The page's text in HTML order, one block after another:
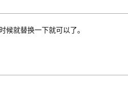
候就替换一下就可以了。